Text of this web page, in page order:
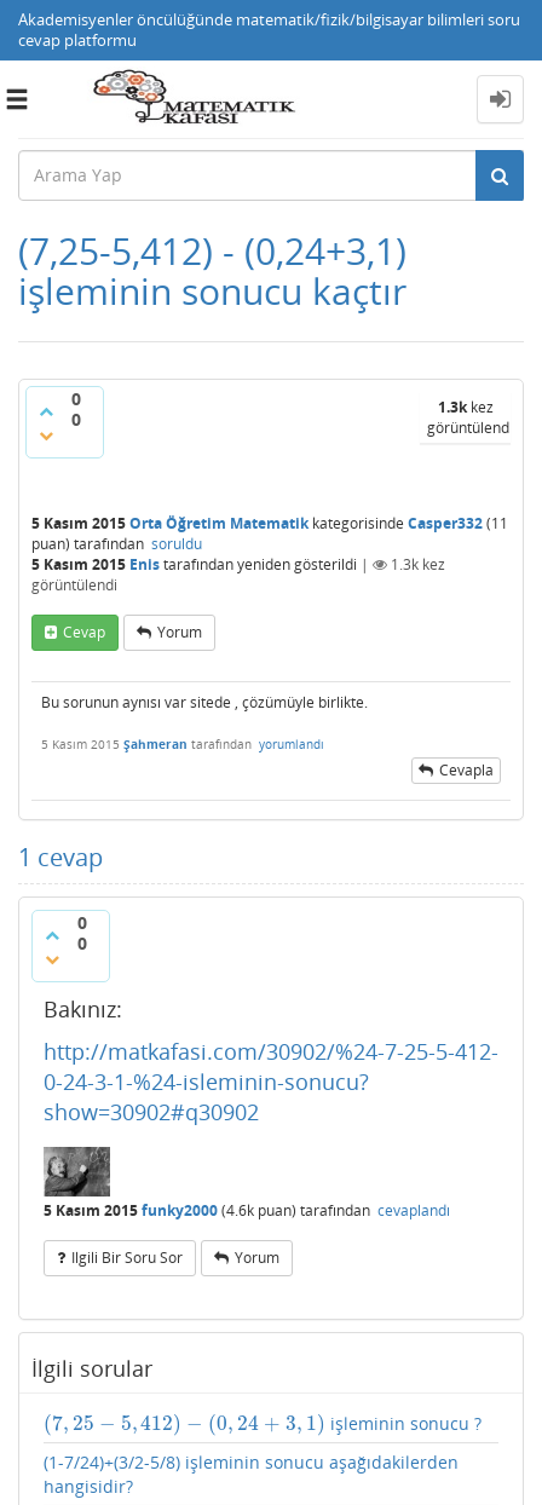
Akademisyenler öncülüğünde matematik/fizik/bilgisayar bilimleri soru
cevap platformu
Toggle
(7,25-5,412) - (0,24+3,1)
işleminin sonucu kaçtır
0
0
1.3kkez
görüntülendi
5 Kasım 2015Orta Öğretim Matematikkategorisinde Casper332(11
puan) tarafından soruldu
5 Kasım 2015 Enistarafındanyeniden gösterildi | 1.3k kez
görüntülendi
Cevap Yorum
Bu sorunun aynısı var sitede , çözümüyle birlikte.
5 Kasım 2015 Şahmeran tarafından yorumlandı
Cevapla
1 cevap
0
0
Bakınız:
http://matkafasi.com/30902/%24-7-25-5-412-
0-24-3-1-%24-isleminin-sonucu?
show=30902#q30902
5 Kasım 2015funky2000(4.6k puan) tarafından cevaplandı
Ilgili Bir Soru Sor Yorum
İlgili sorular
(7, 25 − 5,412) − (0, 24 + 3, 1)
(7,25−5 ,412)−(0,24 +3 1)
işleminin sonucu ?
(1-7/24)+(3/2-5/8) işleminin sonucu aşağıdakilerden
hangisidir?